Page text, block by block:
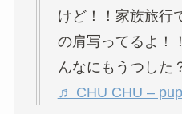
けど！！家族旅行
の肩写ってるよ！
んなにもうつした
♬ CHU CHU –